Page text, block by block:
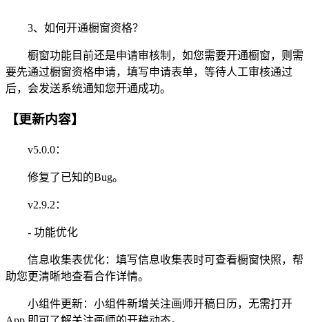
3、如何开通橱窗资格？
橱窗功能目前还是申请审核制，如您需要开通橱窗，则需
要先通过橱窗资格申请，填写申请表单，等待人工审核通过
后，会发送系统通知您开通成功。
【更新内容】
v5.0.0：
修复了已知的Bug。
v2.9.2：
- 功能优化
信息收集表优化：填写信息收集表时可查看橱窗快照，帮
助您更清晰地查看合作详情。
小组件更新：小组件新增关注画师开稿日历，无需打开